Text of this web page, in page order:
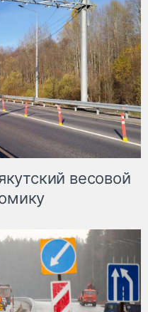
весовой